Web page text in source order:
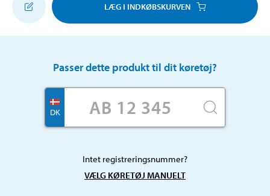
LÆG I INDKØBSKURVEN
Passer dette produkt til dit køretøj?
DK
Intet registreringsnummer?
VÆLG KØRETØJ MANUELT